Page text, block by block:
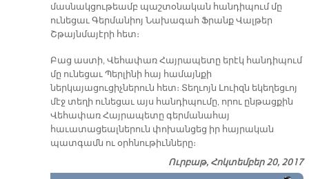
մասնակցութեամբ պաշտօնական հանդիպում մը
ունեցաւ Գերմանիոյ Նախագահ Ֆրանք Վալթեր
Շթայնմայէրի հետ։
Բաց աստի, Վեհափառ Հայրապետը երէկ հանդիպում
մը ունեցաւ Պերլինի հայ համայնքի
ներկայացուցիչներուն հետ։ Տեղւոյն Լուիզն եկեղեցւոյ
մէջ տեղի ունեցաւ այս հանդիպումը, որու ընթացքին
Վեհափառ Հայրապետը գերմանահայ
հաւատացեալներուն փոխանցեց իր հայրական
պատգամն ու օրհնութիւնները։
Ուրբաթ, Հոկտեմբեր 20, 2017